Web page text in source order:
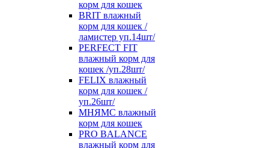
корм для кошек
BRIT влажный
корм для кошек /
ламистер уп.14шт/
PERFECT FIT
влажный корм для
кошек /уп.28шт/
FELIX влажный
корм для кошек /
уп.26шт/
МНЯМС влажный
корм для кошек
PRO BALANCE
влажный корм для